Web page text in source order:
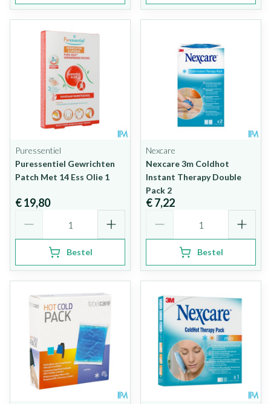
Puressentiel
Puressentiel Gewrichten
Patch Met 14 Ess Olie 1
€ 19,80
Bestel
Nexcare
Nexcare 3m Coldhot
Instant Therapy Double
Pack 2
€ 7,22
Bestel